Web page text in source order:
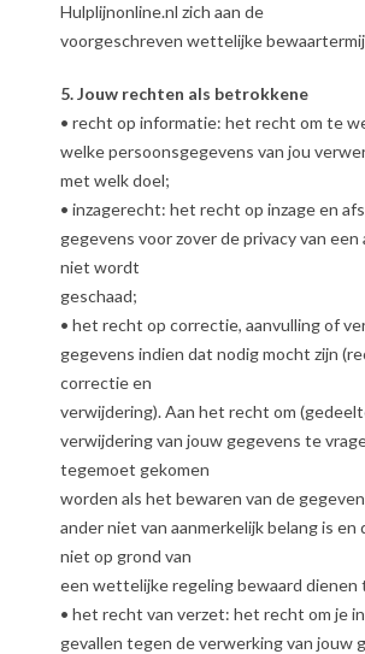
Hulplijnonline.nl zich aan de
voorgeschreven wettelijke
5. Jouw rechten als betrokkene
• recht op informatie: het recht om te
welke persoonsgegevens van jou
met welk doel;
• inzagerecht: het recht op inzage en
gegevens voor zover de privacy van een
niet wordt
geschaad;
• het recht op correctie, aanvulling of
gegevens indien dat nodig mocht zijn
correctie en
verwijdering). Aan het recht om
verwijdering van jouw gegevens te
tegemoet gekomen
worden als het bewaren van de
ander niet van aanmerkelijk belang is en
niet op grond van
een wettelijke regeling bewaard dienen
• het recht van verzet: het recht om je
gevallen tegen de verwerking van jouw